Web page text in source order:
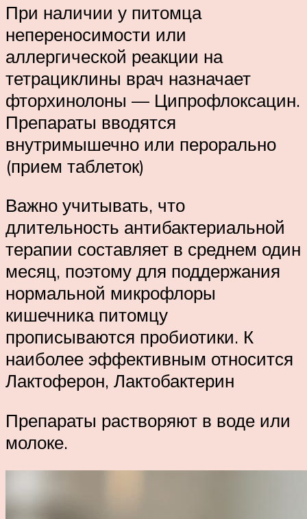
При наличии у питомца
непереносимости или
аллергической реакции на
тетрациклины врач назначает
фторхинолоны — Ципрофлоксацин.
Препараты вводятся
внутримышечно или перорально
(прием таблеток)
Важно учитывать, что
длительность антибактериальной
терапии составляет в среднем один
месяц, поэтому для поддержания
нормальной микрофлоры
кишечника питомцу
прописываются пробиотики. К
наиболее эффективным относится
Лактоферон, Лактобактерин
Препараты растворяют в воде или
молоке.